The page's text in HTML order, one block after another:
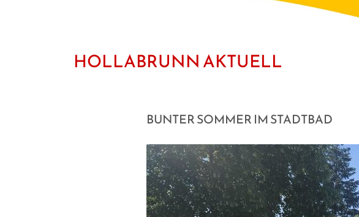
HOLLABRUNN AKTUELL
BUNTER SOMMER IM STADTBAD